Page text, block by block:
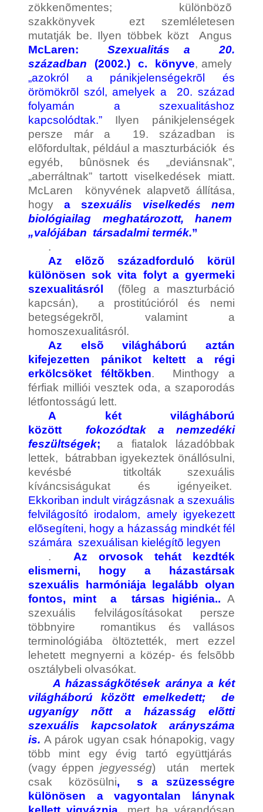
zökkenõmentes; különbözõ
szakkönyvek ezt szemléletesen
mutatják be. Ilyen többek közt
Angus
McLaren: Szexualitás a 20.
században (2002.) c. könyve, amely
„azokról a pánikjelenségekrõl és
örömökrõl szól, amelyek a 20. század
folyamán a szexualitáshoz
kapcsolódtak.”Ilyen pánikjelenségek
persze már a 19. században is
elõfordultak, például a maszturbációk és
egyéb, bûnösnek és „deviánsnak”,
„aberráltnak” tartott viselkedések miatt.
McLaren könyvének alapvetõ állítása,
hogy a szexuális viselkedés nem
biológiailag meghatározott, hanem
„valójában társadalmi termék.”
.
Az elõzõ századforduló körül
különösen sok vita folyt a gyermeki
szexualitásról (fõleg a maszturbáció
kapcsán), a prostitúcióról és nemi
betegségekrõl, valamint a
homoszexualitásról.
Az elsõ világháború aztán
kifejezetten pánikot keltett a régi
erkölcsöket féltõkben. Minthogy a
férfiak milliói vesztek oda, a szaporodás
létfontosságú lett.
A két világháború
között
fokozódtak a nemzedéki
feszültségek; a fiatalok lázadóbbak
lettek, bátrabban igyekeztek önállósulni,
kevésbé titkolták szexuális
kíváncsiságukat és igényeiket.
Ekkoriban indult virágzásnak a szexuális
felvilágosító irodalom, amely igyekezett
elõsegíteni, hogy a házasság mindkét fél
számára szexuálisan kielégítõ legyen
. Az orvosok tehát kezdték
elismerni, hogy a házastársak
szexuális harmóniája legalább olyan
fontos, mint a társas higiénia.. A
szexuális felvilágosításokat persze
többnyire romantikus és vallásos
terminológiába öltöztették, mert ezzel
lehetett megnyerni a közép- és felsõbb
osztálybeli olvasókat.
A házasságkötések aránya a két
világháború között emelkedett; de
ugyanígy nõtt a házasság elõtti
szexuális kapcsolatok arányszáma
is. A párok ugyan csak hónapokig, vagy
több mint egy évig tartó együttjárás
(vagy éppen jegyesség) után mertek
csak közösülni, s a szüzességre
különösen a vagyontalan lánynak